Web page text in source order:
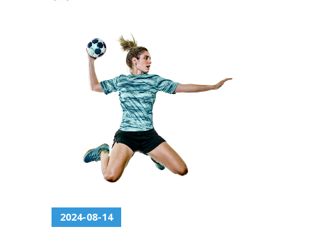
2024-08-14